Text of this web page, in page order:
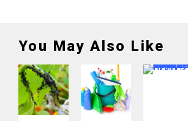
You May Also Like